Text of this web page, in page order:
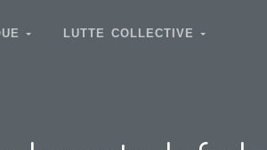
LUTTE COLLECTIVE